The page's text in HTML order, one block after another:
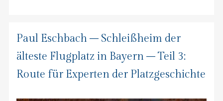
Paul Eschbach – Schleißheim der
älteste Flugplatz in Bayern – Teil 3:
Route für Experten der Platzgeschichte